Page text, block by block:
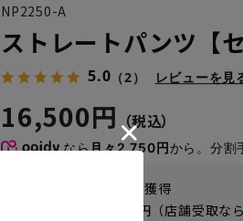
NP2250-A
ストレートパンツ【
5.0 （2） レビューを見
16,500円
なら月々2,750円から。分割
pt獲得
円（店舗受取なら